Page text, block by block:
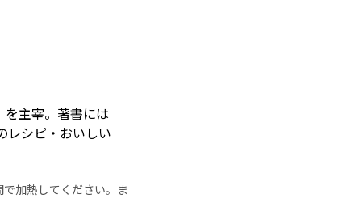
を主宰。著書には
レシピ・おいしい
加熱してください。ま